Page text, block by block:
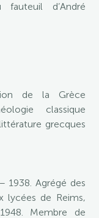
d’André
de la Grèce
classique
grecques
1938. Agrégé des
lycées de Reims,
Membre de